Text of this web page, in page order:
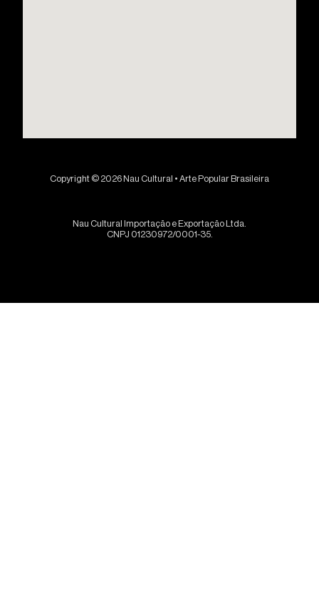
Copyright © 2026 Nau Cultural • Arte Popular Brasileira
Nau Cultural Importação e Exportação Ltda.
CNPJ 01230972/0001-35.